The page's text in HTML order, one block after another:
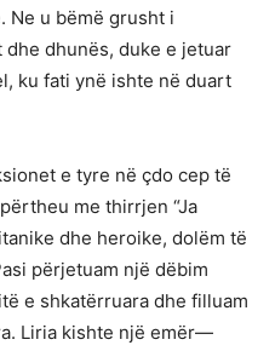
Ne u bëmë grusht i
dhunës, duke e jetuar
ku fati ynë ishte në duart
e tyre në çdo cep të
me thirrjen “Ja
dhe heroike, dolëm të
përjetuam një dëbim
e shkatërruara dhe filluam
Liria kishte një emër—